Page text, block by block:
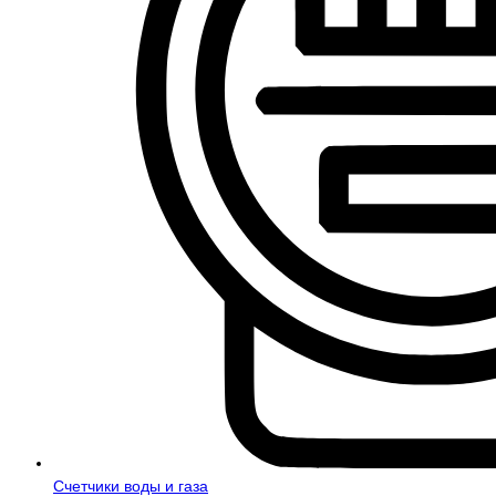
Счетчики воды и газа